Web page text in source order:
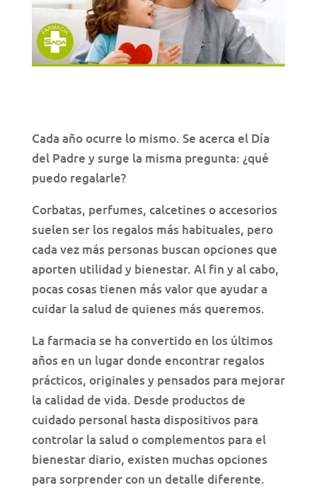
Cada año ocurre lo mismo. Se acerca el Día
del Padre y surge la misma pregunta: ¿qué
puedo regalarle?
Corbatas, perfumes, calcetines o accesorios
suelen ser los regalos más habituales, pero
cada vez más personas buscan opciones que
aporten utilidad y bienestar. Al fin y al cabo,
pocas cosas tienen más valor que ayudar a
cuidar la salud de quienes más queremos.
La farmacia se ha convertido en los últimos
años en un lugar donde encontrar regalos
prácticos, originales y pensados para mejorar
la calidad de vida. Desde productos de
cuidado personal hasta dispositivos para
controlar la salud o complementos para el
bienestar diario, existen muchas opciones
para sorprender con un detalle diferente.